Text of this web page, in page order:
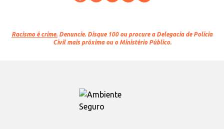
Racismo é crime. Denuncie. Disque 100 ou procure a Delegacia de Polícia
Civil mais próxima ou o Ministério Público.